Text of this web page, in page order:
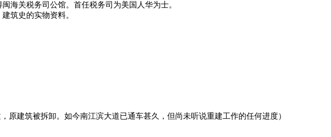
海关税务司公馆。首任税务司为美国人华为士。
筑史的实物资料。
原建筑被拆卸。如今南江滨大道已通车甚久，但尚未听说重建工作的任何进度）